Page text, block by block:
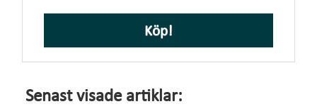
Köp!
Senast visade artiklar: